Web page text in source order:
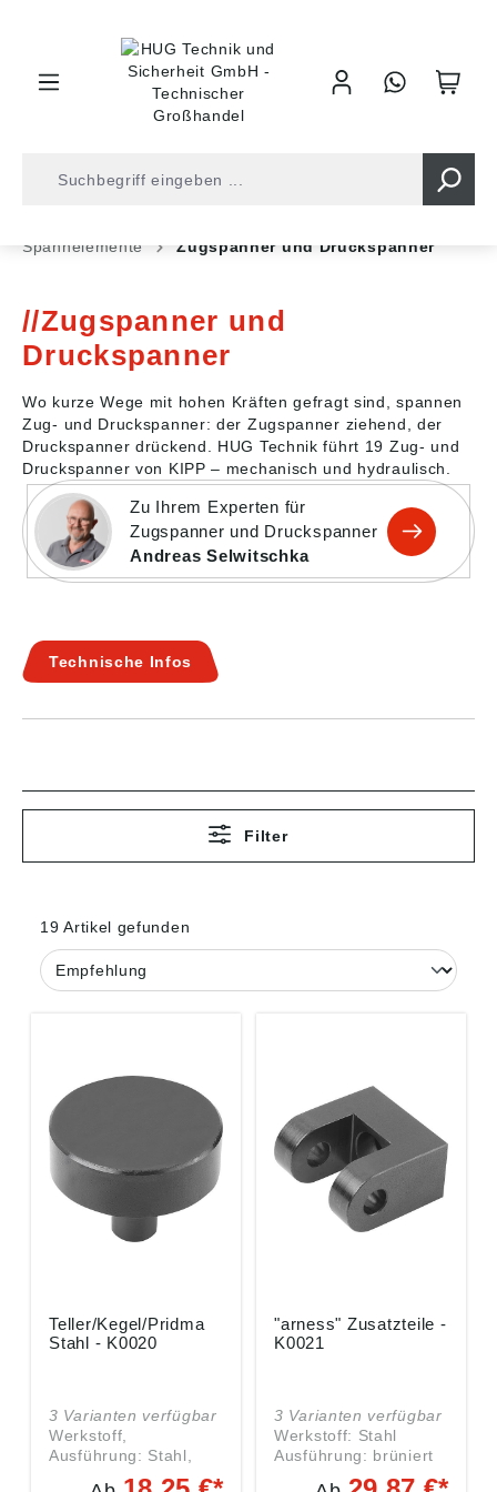
Spannelemente
Zugspanner und Druckspanner
Zugspanner und
Druckspanner
Wo kurze Wege mit hohen Kräften gefragt sind, spannen
Zug- und Druckspanner: der Zugspanner ziehend, der
Druckspanner drückend. HUG Technik führt 19 Zug- und
Druckspanner von KIPP – mechanisch und hydraulisch.
Zu Ihrem Experten für
Zugspanner und Druckspanner
Andreas Selwitschka
Technische Infos
Filter
19 Artikel gefunden
Teller/Kegel/Pridma
Stahl - K0020
3 Varianten verfügbar
Werkstoff,
Ausführung: Stahl,
"arness" Zusatzteile -
K0021
3 Varianten verfügbar
Werkstoff: Stahl
Ausführung: brüniert
Hinweis: Der